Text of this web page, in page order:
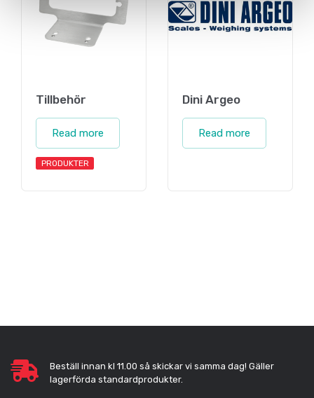
Tillbehör
Read more
PRODUKTER
Dini Argeo
Read more
Beställ innan kl 11.00 så skickar vi samma dag! Gäller
lagerförda standardprodukter.